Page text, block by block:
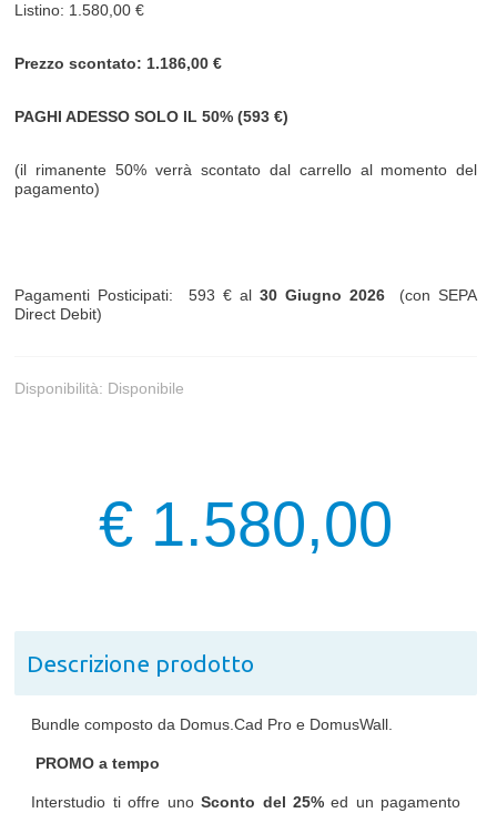
Listino: 1.580,00 €
Prezzo scontato: 1.186,00 €
PAGHI ADESSO SOLO IL 50% (593 €)
(il rimanente 50% verrà scontato dal carrello al momento del
pagamento)
Pagamenti Posticipati: 593 € al 30 Giugno 2026(con SEPA
Direct Debit)
Disponibilità: Disponibile
€ 1.580,00
Descrizione prodotto
Bundle composto da Domus.Cad Pro e DomusWall.
PROMO a tempo
Interstudio ti offre unoSconto del 25% ed un pagamento